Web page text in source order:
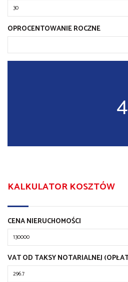
OPROCENTOWANIE ROCZNE
KALKULATOR KOSZTÓW
CENA NIERUCHOMOŚCI
VAT OD TAKSY NOTARIALNEJ